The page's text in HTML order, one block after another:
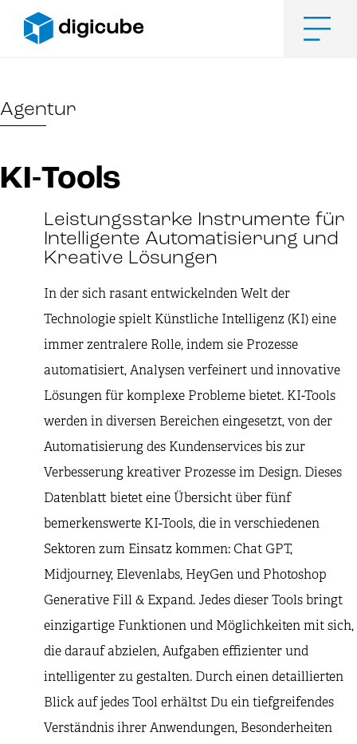
Inhalt
Agentur
KI-Tools
Leistungsstarke Instrumente für
Intelligente Automatisierung und
Kreative Lösungen
In der sich rasant entwickelnden Welt der
Technologie spielt Künstliche Intelligenz (KI) eine
immer zentralere Rolle, indem sie Prozesse
automatisiert, Analysen verfeinert und innovative
Lösungen für komplexe Probleme bietet. KI-Tools
werden in diversen Bereichen eingesetzt, von der
Automatisierung des Kundenservices bis zur
Verbesserung kreativer Prozesse im Design. Dieses
Datenblatt bietet eine Übersicht über fünf
bemerkenswerte KI-Tools, die in verschiedenen
Sektoren zum Einsatz kommen: Chat GPT,
Midjourney, Elevenlabs, HeyGen und Photoshop
Generative Fill & Expand. Jedes dieser Tools bringt
einzigartige Funktionen und Möglichkeiten mit sich,
die darauf abzielen, Aufgaben effizienter und
intelligenter zu gestalten. Durch einen detaillierten
Blick auf jedes Tool erhältst Du ein tiefgreifendes
Verständnis ihrer Anwendungen, Besonderheiten